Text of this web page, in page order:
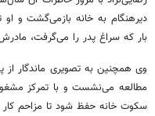
دیرهنگام به خانه بازمی‌گشت و او
بار که سراغ پدر را می‌گرفت،
وی همچنین به تصویری ماندگار
مطالعه می‌نشست و با تمرکز
سکوت خانه حفظ شود تا مزاحم کار